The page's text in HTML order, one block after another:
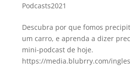
Podcasts2021
Descubra por que fomos
um carro, e aprenda a dizer
mini-podcast de hoje.
https://media.blubrry.com/